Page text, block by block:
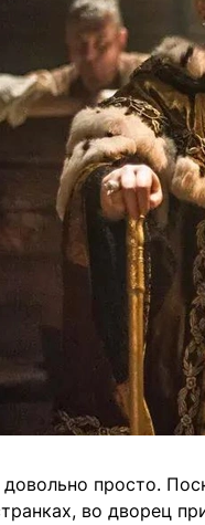
довольно просто.
во дворец